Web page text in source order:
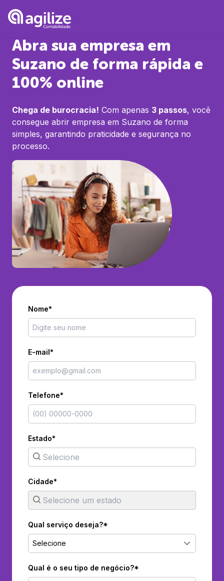
Abra sua empresa em
Suzano de forma rápida e
100% online
Chega de burocracia! Com apenas 3 passos, você
consegue abrir empresa em Suzano de forma
simples, garantindo praticidade e segurança no
processo.
Nome*
E-mail*
Telefone*
Estado*
Cidade*
Qual serviço deseja?*
Selecione
Qual é o seu tipo de negócio?*